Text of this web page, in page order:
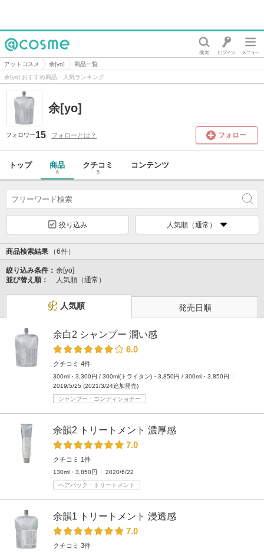
@cosme
アットコスメ 余[yo]
商品一覧
余[yo] おすすめ商品・人気ランキング
余[yo]
フォロワー15 フォローとは？ フォロー
トップ 商品
6
クチコミ
5
コンテンツ
絞り込み 人気順（通常）
商品検索結果 （6件）
絞り込み条件： 余[yo]
並び替え順：
人気順（通常）
人気順 発売日順
余白2 シャンプー 潤い感
6.0
クチコミ 4件
300ml・3,300円 / 300ml(トライタン)・3,850円 / 300ml・3,850円
2019/5/25 (2021/3/24追加発売)
シャンプー・コンディショナー
余韻2 トリートメント 濃厚感
7.0
クチコミ 1件
130ml・3,850円
2020/6/22
ヘアパック・トリートメント
余韻1 トリートメント 浸透感
7.0
クチコミ 3件